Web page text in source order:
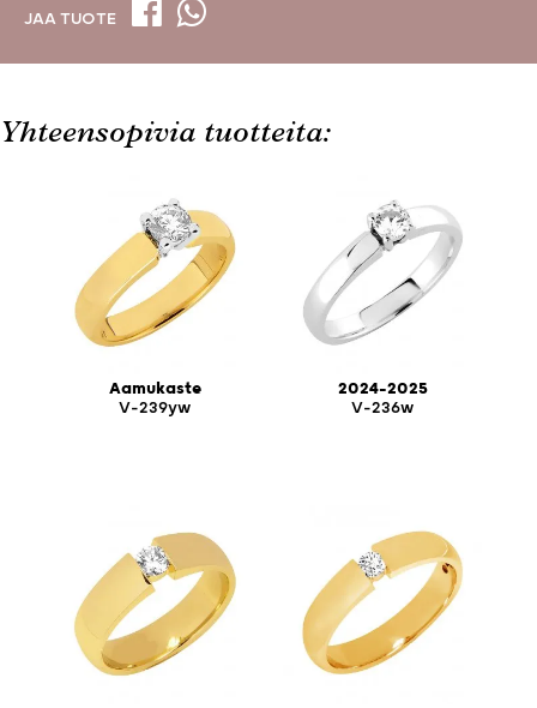
JAA TUOTE
Yhteensopivia tuotteita:
Aamukaste
V-239yw
2024-2025
V-236w